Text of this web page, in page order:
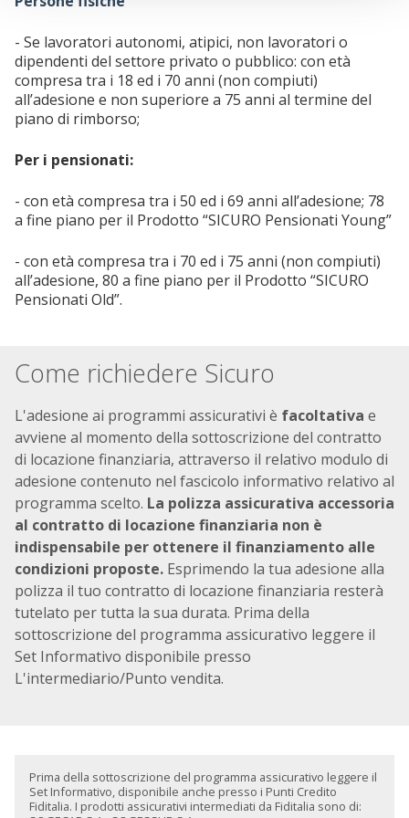
- Se lavoratori autonomi, atipici, non lavoratori o
dipendenti del settore privato o pubblico: con età
compresa tra i 18 ed i 70 anni (non compiuti)
all’adesione e non superiore a 75 anni al termine del
piano di rimborso;
Per i pensionati:
- con età compresa tra i 50 ed i 69 anni all’adesione; 78
a fine piano per il Prodotto “SICURO Pensionati Young”
- con età compresa tra i 70 ed i 75 anni (non compiuti)
all’adesione, 80 a fine piano per il Prodotto “SICURO
Pensionati Old”.
Come richiedere Sicuro
L'adesione ai programmi assicurativi è facoltativa e
avviene al momento della sottoscrizione del contratto
di locazione finanziaria, attraverso il relativo modulo di
adesione contenuto nel fascicolo informativo relativo al
programma scelto. La polizza assicurativa accessoria
al contratto di locazione finanziaria non è
indispensabile per ottenere il finanziamento alle
condizioni proposte. Esprimendo la tua adesione alla
polizza il tuo contratto di locazione finanziaria resterà
tutelato per tutta la sua durata. Prima della
sottoscrizione del programma assicurativo leggere il
Set Informativo disponibile presso
L'intermediario/Punto vendita.
Prima della sottoscrizione del programma assicurativo leggere il
Set Informativo, disponibile anche presso i Punti Credito
Fiditalia. I prodotti assicurativi intermediati da Fiditalia sono di: